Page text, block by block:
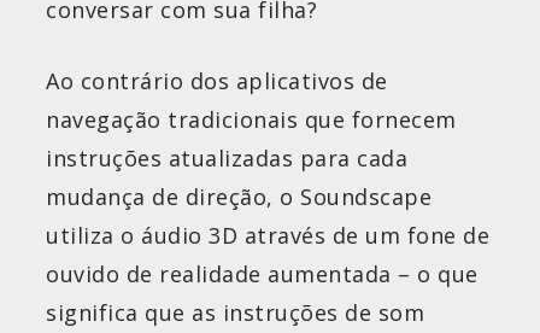
conversar com sua filha?
Ao contrário dos aplicativos de
navegação tradicionais que fornecem
instruções atualizadas para cada
mudança de direção, o Soundscape
utiliza o áudio 3D através de um fone de
ouvido de realidade aumentada – o que
significa que as instruções de som